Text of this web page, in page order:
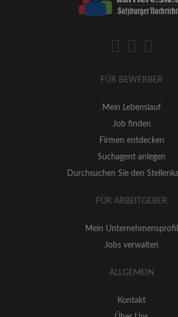
FÜR BEWERBER
Mein Lebenslauf
Job finden
Firmen entdecken
Suchagent anlegen
Durchsuchen Sie den
FÜR ARBEITGEBER
Mein Unternehmensprofil
Jobs verwalten
ALLGEMEIN
Kontakt